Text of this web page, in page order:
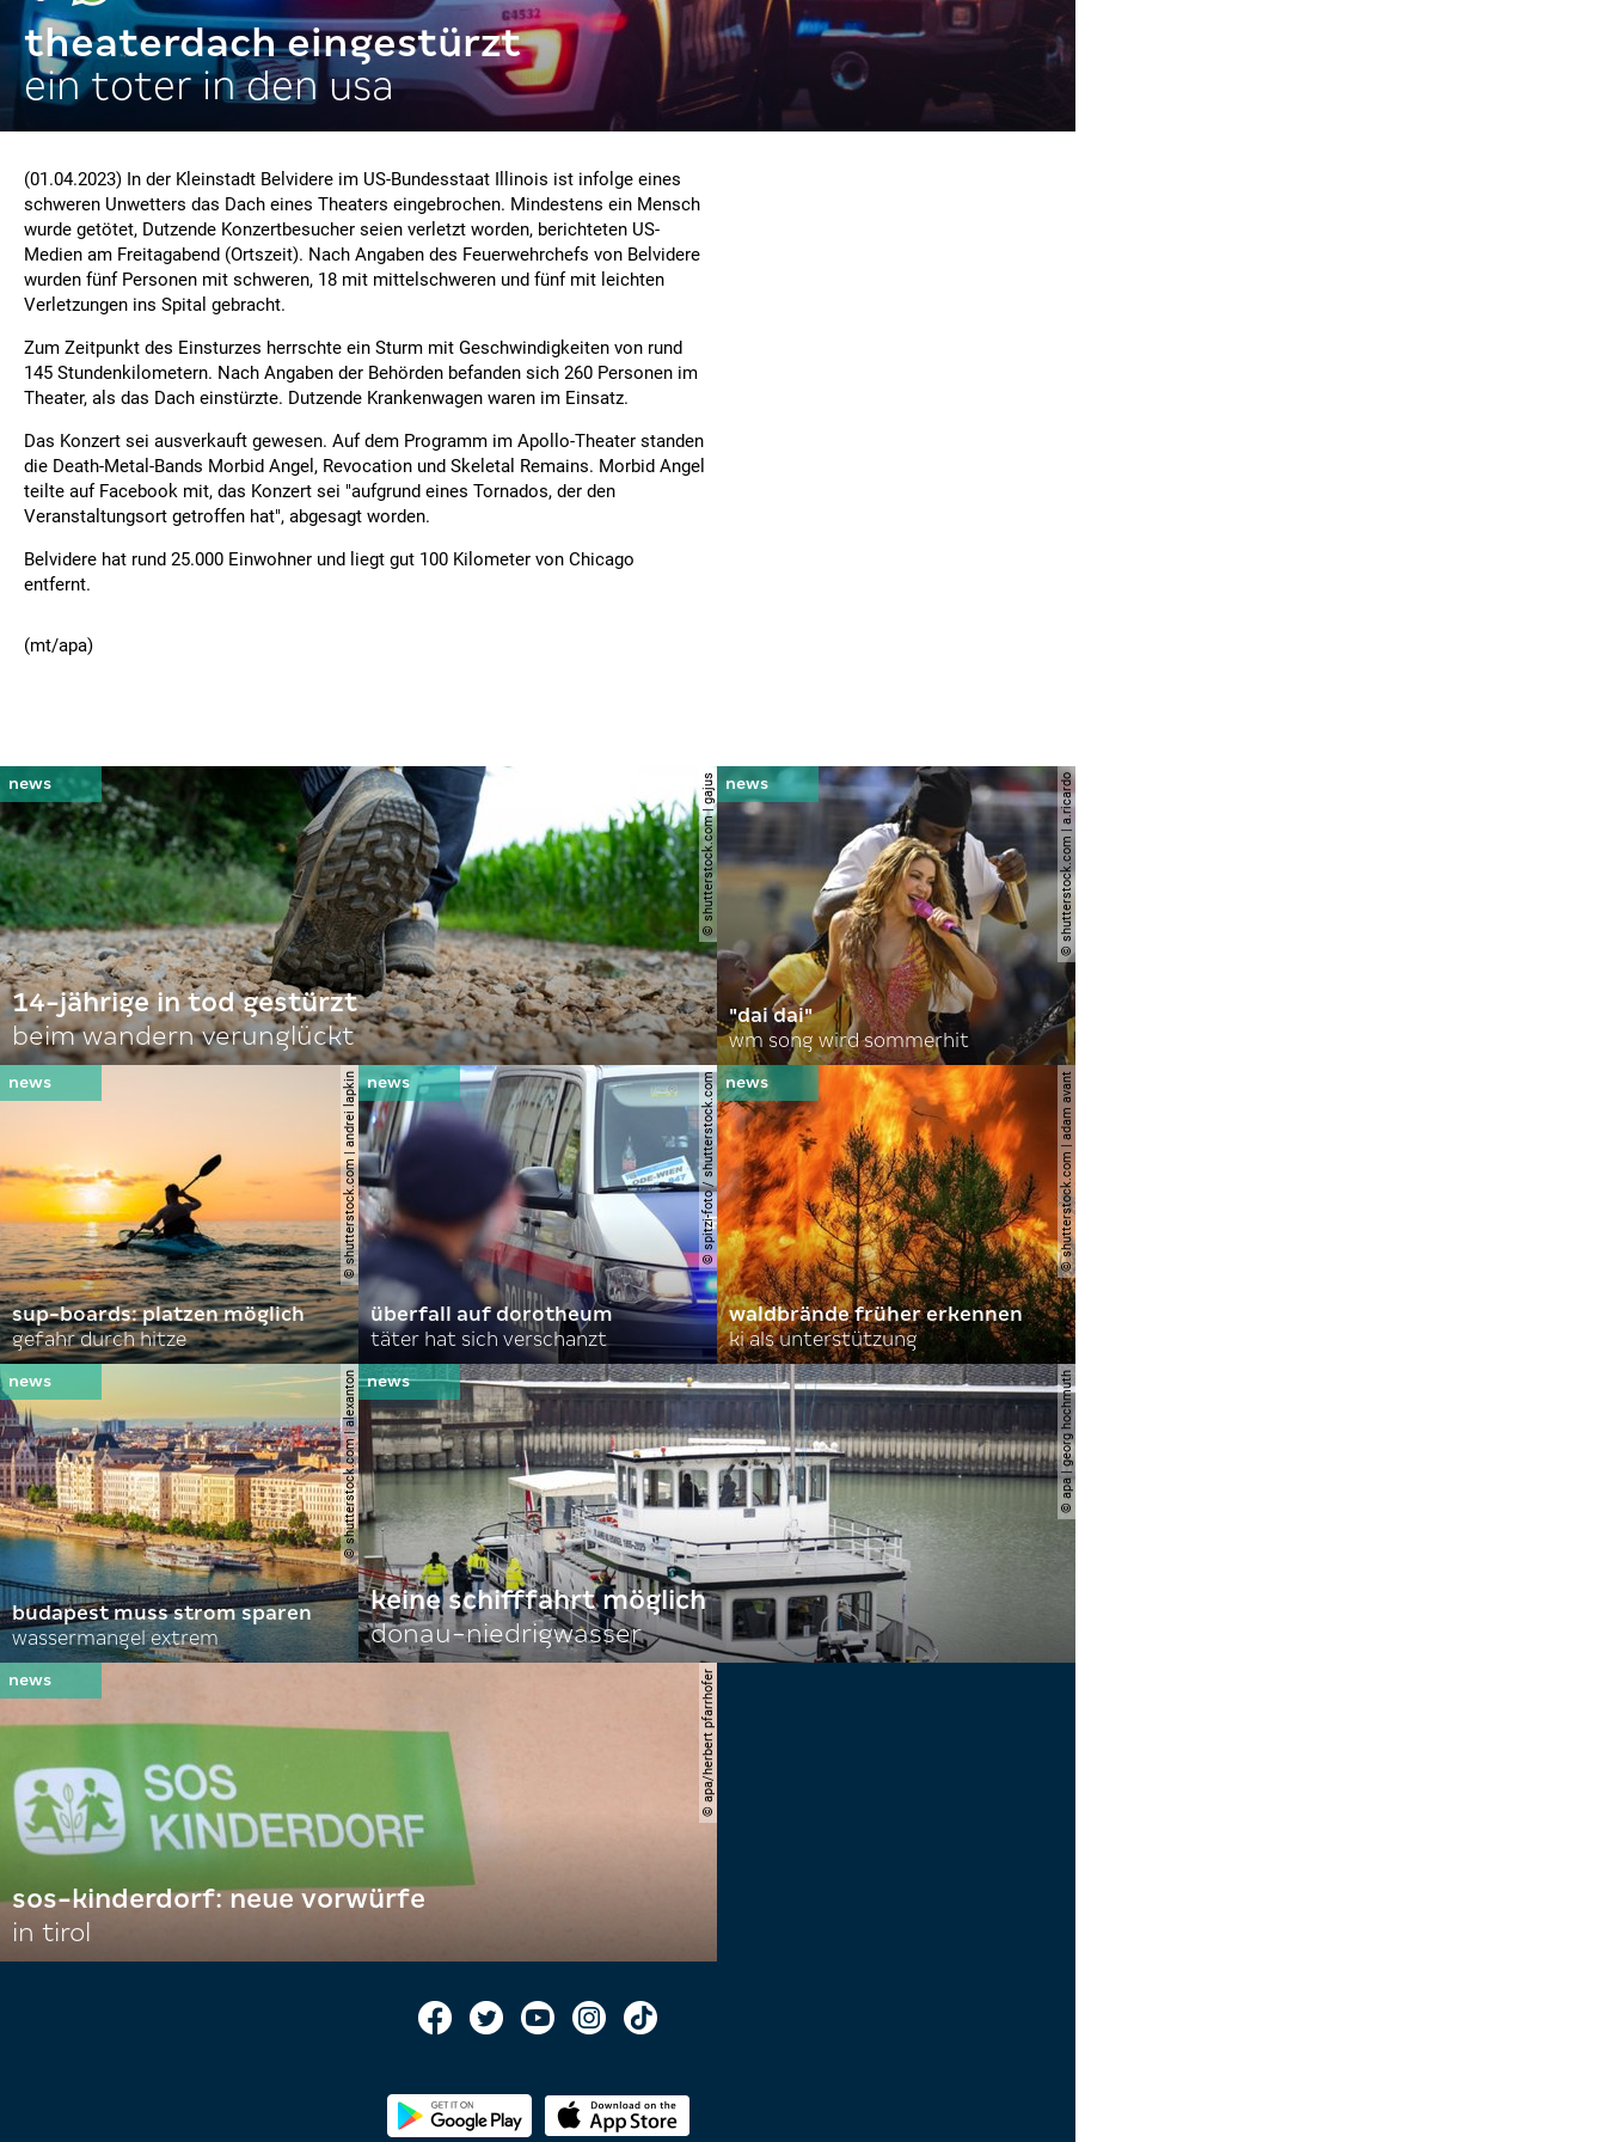
theaterdach eingestürzt
ein toter in den usa
(01.04.2023) In der Kleinstadt Belvidere im US-Bundesstaat Illinois ist infolge eines
schweren Unwetters das Dach eines Theaters eingebrochen. Mindestens ein Mensch
wurde getötet, Dutzende Konzertbesucher seien verletzt worden, berichteten US-
Medien am Freitagabend (Ortszeit). Nach Angaben des Feuerwehrchefs von Belvidere
wurden fünf Personen mit schweren, 18 mit mittelschweren und fünf mit leichten
Verletzungen ins Spital gebracht.
Zum Zeitpunkt des Einsturzes herrschte ein Sturm mit Geschwindigkeiten von rund
145 Stundenkilometern. Nach Angaben der Behörden befanden sich 260 Personen im
Theater, als das Dach einstürzte. Dutzende Krankenwagen waren im Einsatz.
Das Konzert sei ausverkauft gewesen. Auf dem Programm im Apollo-Theater standen
die Death-Metal-Bands Morbid Angel, Revocation und Skeletal Remains. Morbid Angel
teilte auf Facebook mit, das Konzert sei "aufgrund eines Tornados, der den
Veranstaltungsort getroffen hat", abgesagt worden.
Belvidere hat rund 25.000 Einwohner und liegt gut 100 Kilometer von Chicago
entfernt.
(mt/apa)
© shutterstock.com | gajus
14-jährige in tod gestürzt
beim wandern verunglückt
© shutterstock.com | a.ricardo
"dai dai"
wm song wird sommerhit
© shutterstock.com | andrei lapkin
sup-boards: platzen möglich
gefahr durch hitze
© spitzi-foto / shutterstock.com
überfall auf dorotheum
täter hat sich verschanzt
© shutterstock.com | adam avant
waldbrände früher erkennen
ki als unterstützung
© shutterstock.com | alexanton
budapest muss strom sparen
wassermangel extrem
© apa | georg hochmuth
keine schifffahrt möglich
donau-niedrigwasser
© apa/herbert pfarrhofer
sos-kinderdorf: neue vorwürfe
in tirol